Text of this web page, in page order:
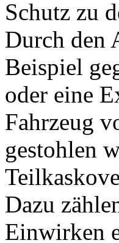
Schutz zu
Durch den
Beispiel
oder eine
Fahrzeug
gestohlen
Dazu
Einwirken